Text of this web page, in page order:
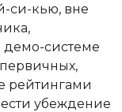
си-кью, вне
демо-системе
рейтингами
убеждение